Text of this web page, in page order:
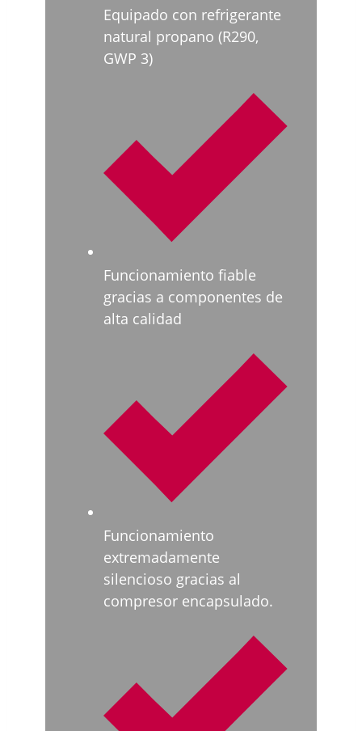
Equipado con refrigerante
natural propano (R290,
GWP 3)
Funcionamiento fiable
gracias a componentes de
alta calidad
Funcionamiento
extremadamente
silencioso gracias al
compresor encapsulado.